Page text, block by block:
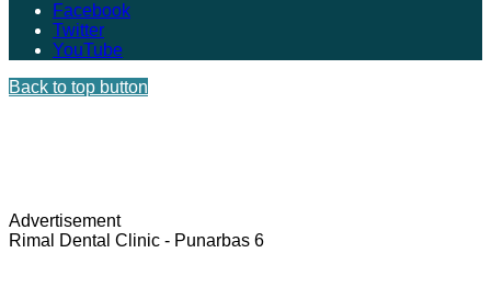
Facebook
Twitter
YouTube
Back to top button
Advertisement
Rimal Dental Clinic - Punarbas 6